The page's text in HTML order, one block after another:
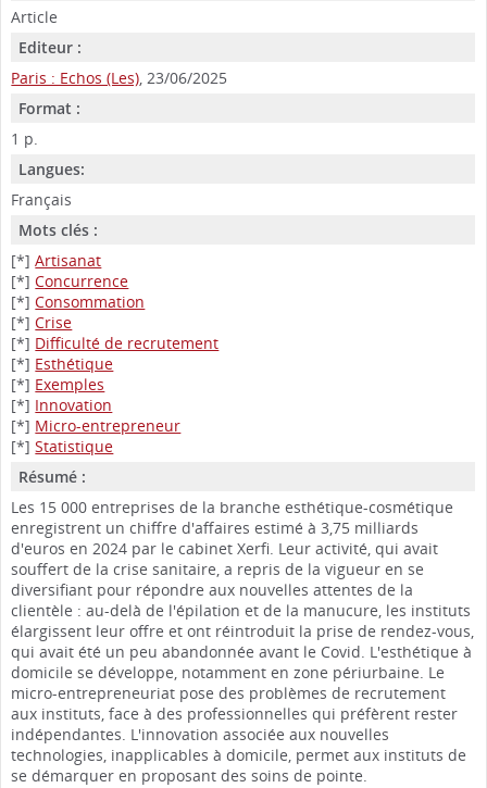
Article
Editeur :
Paris : Echos (Les), 23/06/2025
Format :
1 p.
Langues:
Français
Mots clés :
[*]Artisanat
[*]Concurrence
[*]Consommation
[*]Crise
[*] Difficulté de recrutement
[*] Esthétique
[*] Exemples
[*] Innovation
[*] Micro-entrepreneur
[*]Statistique
Résumé :
Les 15 000 entreprises de la branche esthétique-cosmétique
enregistrent un chiffre d'affaires estimé à 3,75 milliards
d'euros en 2024 par le cabinet Xerfi. Leur activité, qui avait
souffert de la crise sanitaire, a repris de la vigueur en se
diversifiant pour répondre aux nouvelles attentes de la
clientèle : au-delà de l'épilation et de la manucure, les instituts
élargissent leur offre et ont réintroduit la prise de rendez-vous,
qui avait été un peu abandonnée avant le Covid. L'esthétique à
domicile se développe, notamment en zone périurbaine. Le
micro-entrepreneuriat pose des problèmes de recrutement
aux instituts, face à des professionnelles qui préfèrent rester
indépendantes. L'innovation associée aux nouvelles
technologies, inapplicables à domicile, permet aux instituts de
se démarquer en proposant des soins de pointe.